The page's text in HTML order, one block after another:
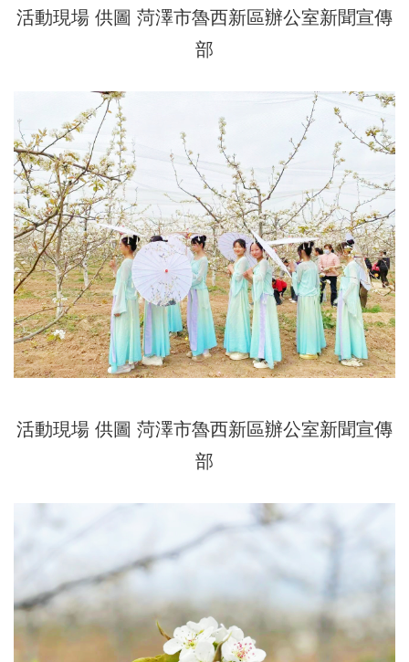
活動現場 供圖 菏澤市魯西新區辦公室新聞宣傳
部
活動現場 供圖 菏澤市魯西新區辦公室新聞宣傳
部